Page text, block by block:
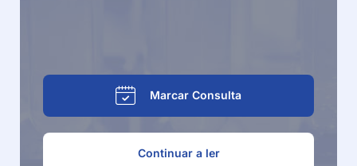
Marcar Consulta
Continuar a ler